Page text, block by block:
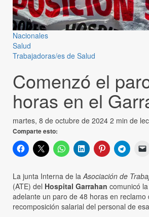
Nacionales
Salud
Trabajadoras/es de Salud
Comenzó el
horas en el
martes, 8 de octubre de 2024 2 min de
Comparte esto:
La junta Interna de laAsociación de
(ATE) del Hospital Garrahan comunicó
adelante un paro de 48 horas en reclamo
recomposición salarial del personal de